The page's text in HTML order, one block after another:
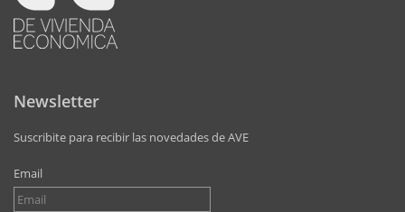
Newsletter
Suscribite para recibir las novedades de AVE
Email